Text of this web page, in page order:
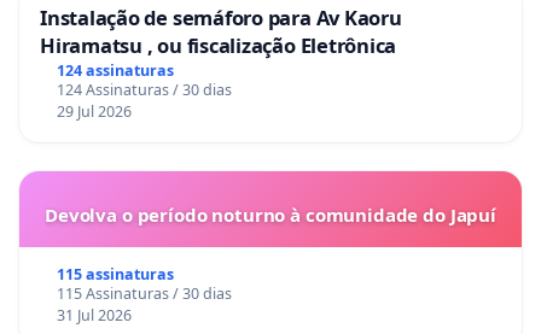
Instalação de semáforo para Av Kaoru
Hiramatsu , ou fiscalização Eletrônica
124 assinaturas
124 Assinaturas / 30 dias
29 Jul 2026
Devolva o período noturno à comunidade do Japuí
115 assinaturas
115 Assinaturas / 30 dias
31 Jul 2026